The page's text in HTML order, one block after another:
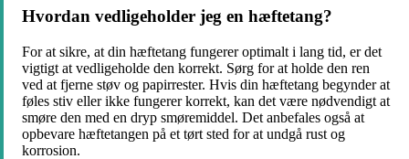
Hvordan vedligeholder jeg en hæftetang?
For at sikre, at din hæftetang fungerer optimalt i lang tid, er det
vigtigt at vedligeholde den korrekt. Sørg for at holde den ren
ved at fjerne støv og papirrester. Hvis din hæftetang begynder at
føles stiv eller ikke fungerer korrekt, kan det være nødvendigt at
smøre den med en dryp smøremiddel. Det anbefales også at
opbevare hæftetangen på et tørt sted for at undgå rust og
korrosion.